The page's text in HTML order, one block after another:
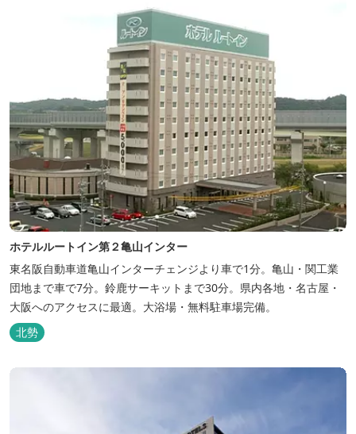
ホテルルートイン第２亀山インター
東名阪自動車道亀山インターチェンジより車で1分。亀山・関工業
団地まで車で7分。鈴鹿サーキットまで30分。県内各地・名古屋・
大阪へのアクセスに最適。大浴場・無料駐車場完備。
北勢